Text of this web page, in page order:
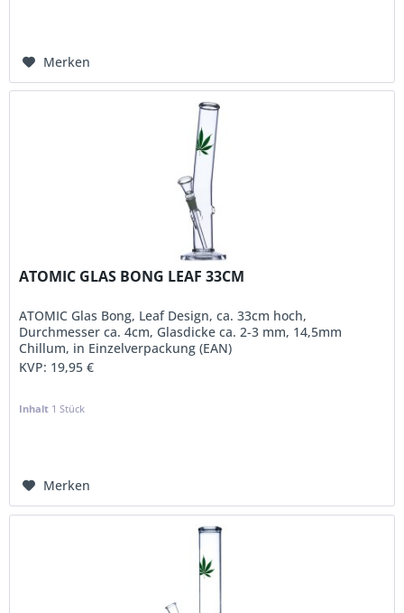
Merken
ATOMIC GLAS BONG LEAF 33CM
ATOMIC Glas Bong, Leaf Design, ca. 33cm hoch,
Durchmesser ca. 4cm, Glasdicke ca. 2-3 mm, 14,5mm
Chillum, in Einzelverpackung (EAN)
KVP: 19,95 €
Inhalt 1 Stück
Merken